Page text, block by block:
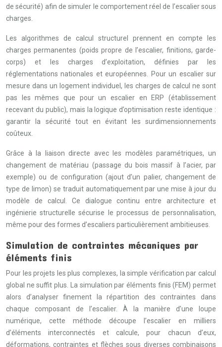
de sécurité) afin de simuler le comportement réel de l’escalier sous
charges.
Les algorithmes de calcul structurel prennent en compte les
charges permanentes (poids propre de l’escalier, finitions, garde-
corps) et les charges d’exploitation, définies par les
réglementations nationales et européennes. Pour un escalier sur
mesure dans un logement individuel, les charges de calcul ne sont
pas les mêmes que pour un escalier en ERP (établissement
recevant du public), mais la logique d’optimisation reste identique :
garantir la sécurité tout en évitant les surdimensionnements
coûteux.
Grâce à la liaison directe avec les modèles paramétriques, un
changement de matériau (passage du bois massif à l’acier, par
exemple) ou de configuration (ajout d’un palier, changement de
type de limon) se traduit automatiquement par une mise à jour du
modèle de calcul. Ce dialogue continu entre architecture et
ingénierie structurelle sécurise le processus de personnalisation,
même pour des formes d’escaliers particulièrement ambitieuses.
Simulation de contraintes mécaniques par
éléments finis
Pour les projets les plus complexes, la simple vérification par calcul
global ne suffit plus. La simulation par éléments finis (FEM) permet
alors d’analyser finement la répartition des contraintes dans
chaque composant de l’escalier. À la manière d’une loupe
numérique, cette méthode découpe l’escalier en milliers
d’éléments interconnectés et calcule, pour chacun d’eux,
déformations, contraintes et flèches sous diverses combinaisons